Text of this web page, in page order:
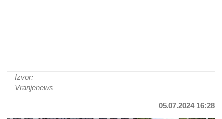
Izvor:
Vranjenews
05.07.2024 16:28